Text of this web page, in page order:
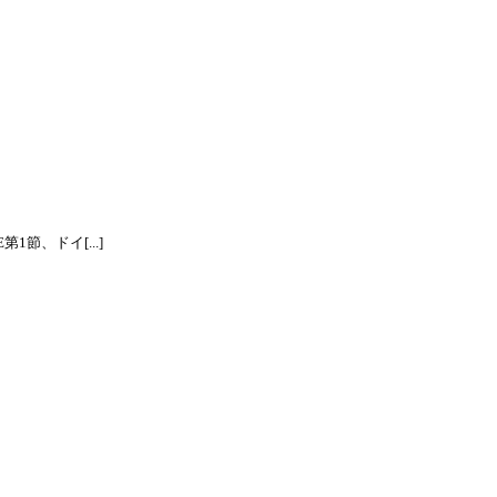
1節、ドイ[...]